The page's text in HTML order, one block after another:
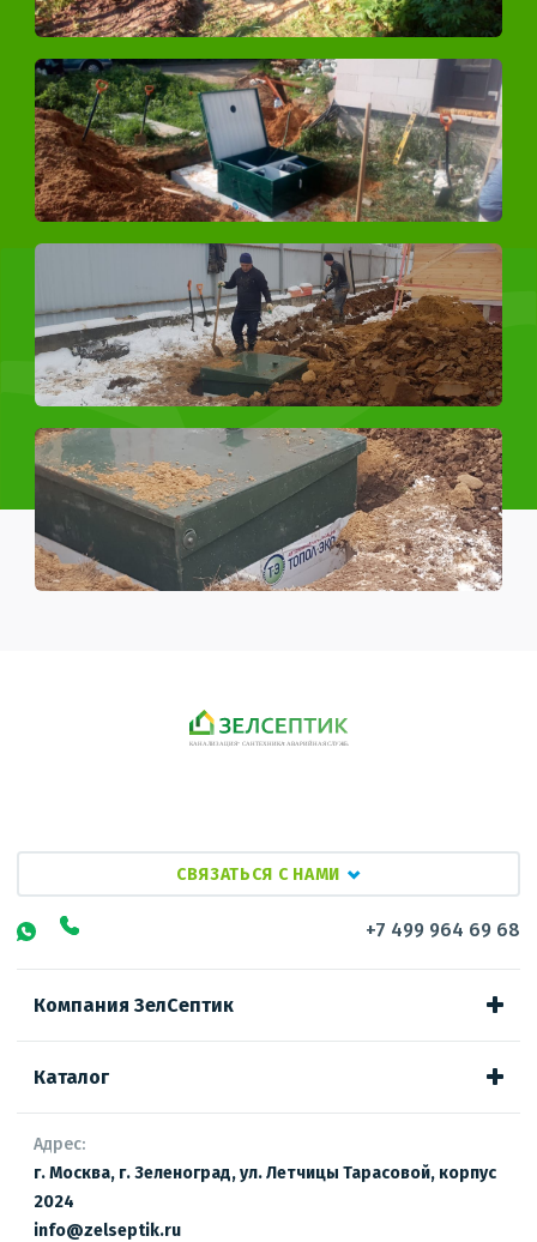
СВЯЗАТЬСЯ С НАМИ
+7 499 964 69 68
Компания ЗелСептик
Каталог
Адрес:
г. Москва, г. Зеленоград, ул. Летчицы Тарасовой, корпус
2024
info@zelseptik.ru